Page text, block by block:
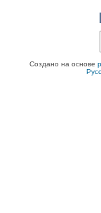
Создано на основе